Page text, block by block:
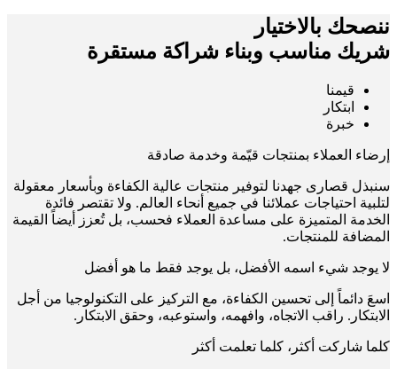
ننصحك بالاختيار
شريك مناسب وبناء شراكة مستقرة
قيمنا
ابتكار
خبرة
إرضاء العملاء بمنتجات قيّمة وخدمة صادقة
سنبذل قصارى جهدنا لتوفير منتجات عالية الكفاءة وبأسعار معقولة
لتلبية احتياجات عملائنا في جميع أنحاء العالم. ولا تقتصر فائدة
الخدمة المتميزة على مساعدة العملاء فحسب، بل تُعزز أيضاً القيمة
المضافة للمنتجات.
لا يوجد شيء اسمه الأفضل، بل يوجد فقط ما هو أفضل
اسعَ دائماً إلى تحسين الكفاءة، مع التركيز على التكنولوجيا من أجل
الابتكار. راقب الاتجاه، وافهمه، واستوعبه، وحقق الابتكار.
كلما شاركت أكثر، كلما تعلمت أكثر